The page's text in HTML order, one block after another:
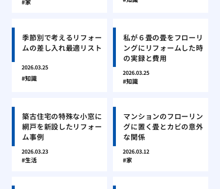
家
季節別で考えるリフォー
ムの差し入れ最適リスト
2026.03.25
知識
私が６畳の畳をフローリ
ングにリフォームした時
の実録と費用
2026.03.25
知識
築古住宅の特殊な小窓に
網戸を新設したリフォー
ム事例
2026.03.23
生活
マンションのフローリン
グに置く畳とカビの意外
な関係
2026.03.12
家